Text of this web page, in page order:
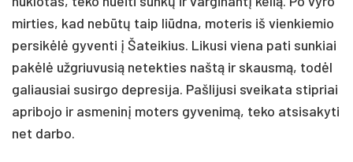
mir­ties, kad ne­būtų taip liūd­na, mo­te­ris iš vien­kie­mio
per­si­kėlė gy­ven­ti į Ša­tei­kius. Li­ku­si vie­na pa­ti sun­kiai
pa­kėlė užg­riu­vu­sią ne­tek­ties naštą ir skausmą, todėl
ga­liau­siai su­si­rgo dep­re­si­ja. Paš­li­ju­si svei­ka­ta stip­riai
ap­ri­bo­jo ir as­me­ninį mo­ters gy­ve­nimą, te­ko at­si­sa­ky­ti
net dar­bo.